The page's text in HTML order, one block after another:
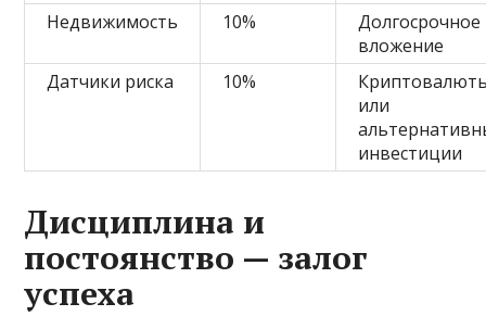
Недвижимость
10%
Долгосрочное
вложение
Датчики риска
10%
или
инвестиции
Дисциплина и
постоянство — залог
успеха